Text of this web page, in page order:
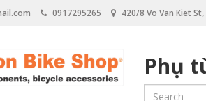
0917295265 420/8 Vo Van Kiet St,
Phụ